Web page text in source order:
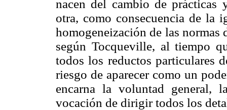
nacen del cambio de prácticas
otra, como consecuencia de la
homogeneización de las
según Tocqueville, al tiempo
todos los reductos particulares
riesgo de aparecer como un
encarna la voluntad general,
vocación de dirigir todos los